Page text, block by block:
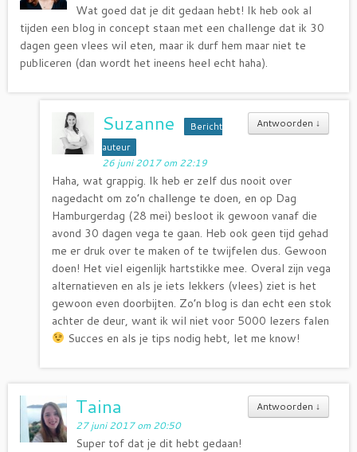
Wat goed dat je dit gedaan hebt! Ik heb ook al
tijden een blog in concept staan met een challenge dat ik 30
dagen geen vlees wil eten, maar ik durf hem maar niet te
publiceren (dan wordt het ineens heel echt haha).
Antwoorden ↓
Suzanne
Bericht
auteur
26 juni 2017 om 22:19
Haha, wat grappig. Ik heb er zelf dus nooit over
nagedacht om zo’n challenge te doen, en op Dag
Hamburgerdag (28 mei) besloot ik gewoon vanaf die
avond 30 dagen vega te gaan. Heb ook geen tijd gehad
me er druk over te maken of te twijfelen dus. Gewoon
doen! Het viel eigenlijk hartstikke mee. Overal zijn vega
alternatieven en als je iets lekkers (vlees) ziet is het
gewoon even doorbijten. Zo’n blog is dan echt een stok
achter de deur, want ik wil niet voor 5000 lezers falen
Succes en als je tips nodig hebt, let me know!
Antwoorden ↓
Taina
27 juni 2017 om 20:50
Super tof dat je dit hebt gedaan!